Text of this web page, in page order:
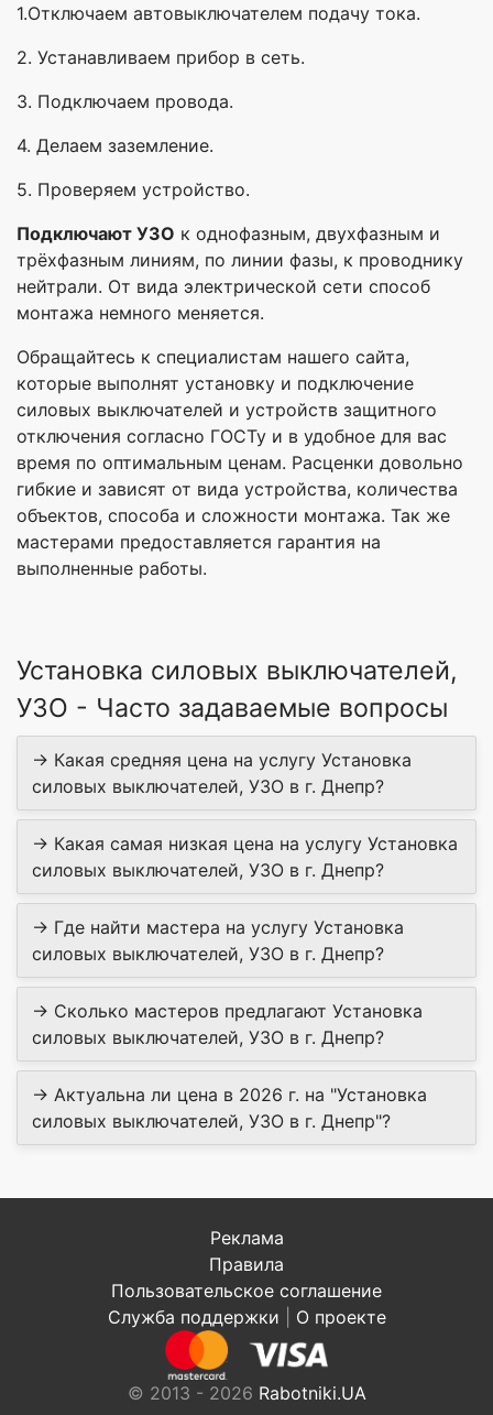
1.Отключаем автовыключателем подачу тока.
2. Устанавливаем прибор в сеть.
3. Подключаем провода.
4. Делаем заземление.
5. Проверяем устройство.
Подключают УЗО к однофазным, двухфазным и
трёхфазным линиям, по линии фазы, к проводнику
нейтрали. От вида электрической сети способ
монтажа немного меняется.
Обращайтесь к специалистам нашего сайта,
которые выполнят установку и подключение
силовых выключателей и устройств защитного
отключения согласно ГОСТу и в удобное для вас
время по оптимальным ценам. Расценки довольно
гибкие и зависят от вида устройства, количества
объектов, способа и сложности монтажа. Так же
мастерами предоставляется гарантия на
выполненные работы.
Установка силовых выключателей,
УЗО - Часто задаваемые вопросы
→ Какая средняя цена на услугу Установка
силовых выключателей, УЗО в г. Днепр?
→ Какая самая низкая цена на услугу Установка
силовых выключателей, УЗО в г. Днепр?
→ Где найти мастера на услугу Установка
силовых выключателей, УЗО в г. Днепр?
→ Сколько мастеров предлагают Установка
силовых выключателей, УЗО в г. Днепр?
→ Актуальна ли цена в 2026 г. на "Установка
силовых выключателей, УЗО в г. Днепр"?
Реклама
Правила
Пользовательское соглашение
Служба поддержки
О проекте
© 2013 - 2026 Rabotniki.UA